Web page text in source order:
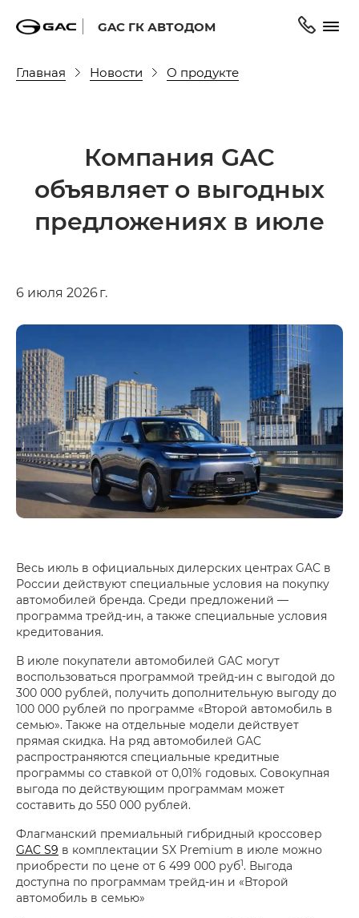
GAC ГК АВТОДОМ
Главная Новости О продукте
Компания GAC
объявляет о выгодных
предложениях в июле
6 июля 2026 г.
Весь июль в официальных дилерских центрах GAC в
России действуют специальные условия на покупку
автомобилей бренда. Среди предложений —
программа трейд-ин, а также специальные условия
кредитования.
В июле покупатели автомобилей GAC могут
воспользоваться программой трейд-ин с выгодой до
300 000 рублей, получить дополнительную выгоду до
100 000 рублей по программе «Второй автомобиль в
семью». Также на отдельные модели действует
прямая скидка. На ряд автомобилей GAC
распространяются специальные кредитные
программы со ставкой от 0,01% годовых. Совокупная
выгода по действующим программам может
составить до 550 000 рублей.
Флагманский премиальный гибридный кроссовер
GAC S9 в комплектации SX Premium в июле можно
приобрести по цене от 6 499 000 руб1. Выгода
доступна по программам трейд-ин и «Второй
автомобиль в семью»